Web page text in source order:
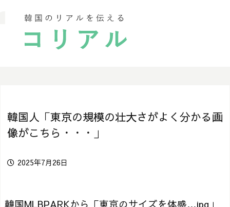
韓国人「東京の規模の壮大さがよく分かる画
像がこちら・・・」
2025年7月26日
韓国MLBPARKから「東京のサイズを体感…jpg」